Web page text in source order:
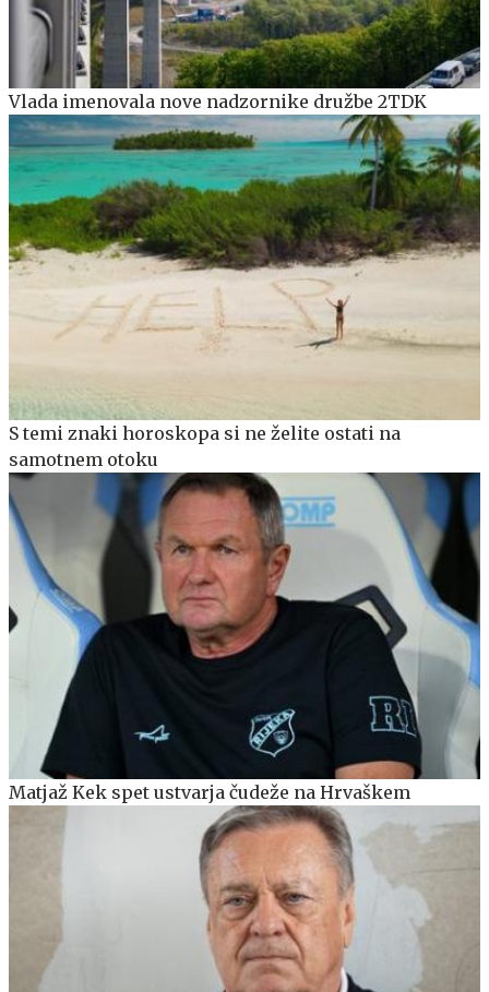
Vlada imenovala nove nadzornike družbe 2TDK
S temi znaki horoskopa si ne želite ostati na
samotnem otoku
Matjaž Kek spet ustvarja čudeže na Hrvaškem